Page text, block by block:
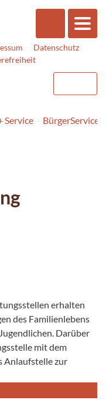
Datenschutz
Service BürgerService
erhalten
des Familienlebens
Darüber
mit dem
Anlaufstelle zur